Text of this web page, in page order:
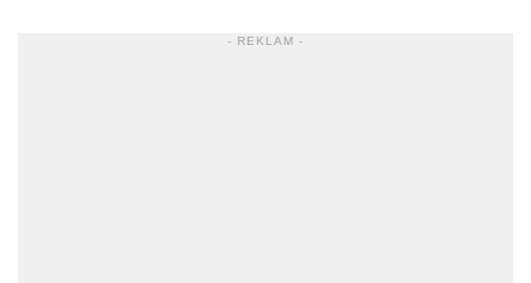
- REKLAM -